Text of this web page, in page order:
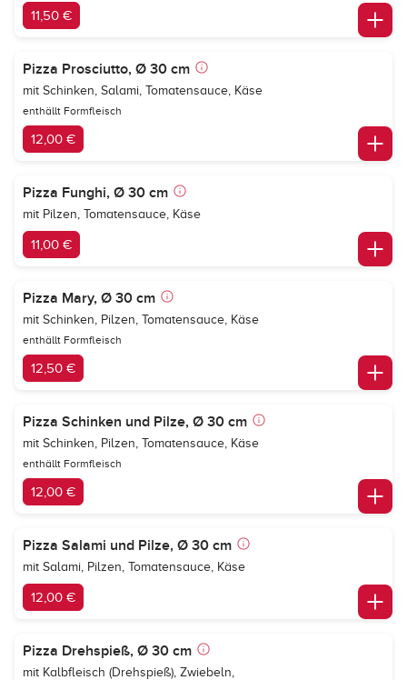
11,50 €
Pizza Prosciutto, Ø 30 cm
mit Schinken, Salami, Tomatensauce, Käse
enthällt Formfleisch
12,00 €
Pizza Funghi, Ø 30 cm
mit Pilzen, Tomatensauce, Käse
11,00 €
Pizza Mary, Ø 30 cm
mit Schinken, Pilzen, Tomatensauce, Käse
enthällt Formfleisch
12,50 €
Pizza Schinken und Pilze, Ø 30 cm
mit Schinken, Pilzen, Tomatensauce, Käse
enthällt Formfleisch
12,00 €
Pizza Salami und Pilze, Ø 30 cm
mit Salami, Pilzen, Tomatensauce, Käse
12,00 €
Pizza Drehspieß, Ø 30 cm
mit Kalbfleisch (Drehspieß), Zwiebeln,